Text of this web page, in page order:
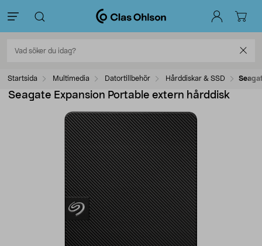
Startsida Multimedia Datortillbehör Hårddiskar & SSD
Seagate Expansion Portable extern hårddisk